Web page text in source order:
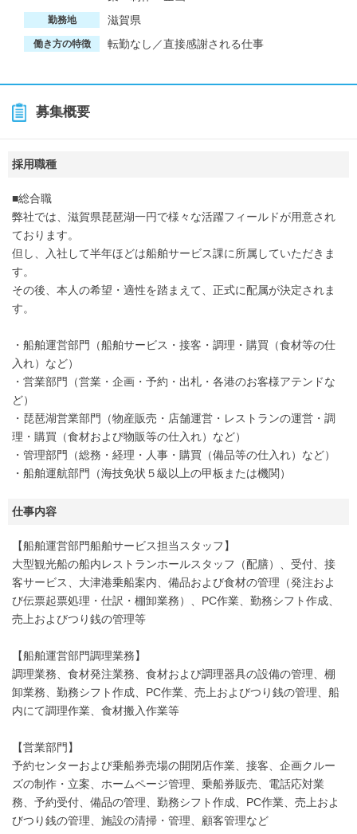
勤務地 滋賀県
働き方の特徴 転勤なし／直接感謝される仕事
募集概要
採用職種
■総合職
弊社では、滋賀県琵琶湖一円で様々な活躍フィールドが用意され
ております。
但し、入社して半年ほどは船舶サービス課に所属していただきま
す。
その後、本人の希望・適性を踏まえて、正式に配属が決定されま
す。
・船舶運営部門（船舶サービス・接客・調理・購買（食材等の仕
入れ）など）
・営業部門（営業・企画・予約・出札・各港のお客様アテンドな
ど）
・琵琶湖営業部門（物産販売・店舗運営・レストランの運営・調
理・購買（食材および物販等の仕入れ）など）
・管理部門（総務・経理・人事・購買（備品等の仕入れ）など）
・船舶運航部門（海技免状５級以上の甲板または機関）
仕事内容
【船舶運営部門船舶サービス担当スタッフ】
大型観光船の船内レストランホールスタッフ（配膳）、受付、接
客サービス、大津港乗船案内、備品および食材の管理（発注およ
び伝票起票処理・仕訳・棚卸業務）、PC作業、勤務シフト作成、
売上およびつり銭の管理等
【船舶運営部門調理業務】
調理業務、食材発注業務、食材および調理器具の設備の管理、棚
卸業務、勤務シフト作成、PC作業、売上およびつり銭の管理、船
内にて調理作業、食材搬入作業等
【営業部門】
予約センターおよび乗船券売場の開閉店作業、接客、企画クルー
ズの制作・立案、ホームページ管理、乗船券販売、電話応対業
務、予約受付、備品の管理、勤務シフト作成、PC作業、売上およ
びつり銭の管理、施設の清掃・管理、顧客管理など